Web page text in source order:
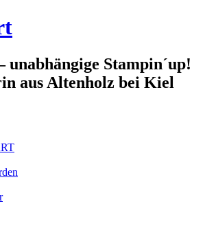
Stampin´up!
aus Altenholz bei Kiel